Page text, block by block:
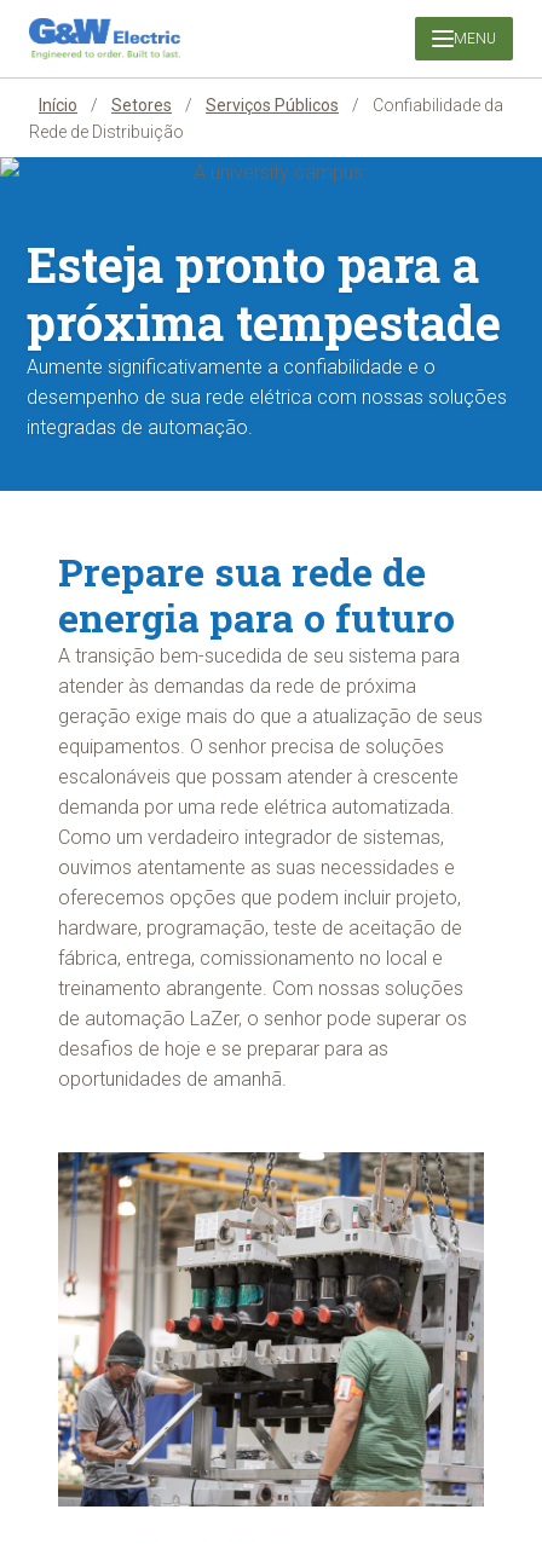
Pular
para
o
conteúdo
MENU
Início / Setores / Serviços Públicos /
Confiabilidade da
Rede de Distribuição
Esteja pronto para a
próxima tempestade
Aumente significativamente a confiabilidade e o
desempenho de sua rede elétrica com nossas soluções
integradas de automação.
Prepare sua rede de
energia para o futuro
A transição bem-sucedida de seu sistema para
atender às demandas da rede de próxima
geração exige mais do que a atualização de seus
equipamentos. O senhor precisa de soluções
escalonáveis que possam atender à crescente
demanda por uma rede elétrica automatizada.
Como um verdadeiro integrador de sistemas,
ouvimos atentamente as suas necessidades e
oferecemos opções que podem incluir projeto,
hardware, programação, teste de aceitação de
fábrica, entrega, comissionamento no local e
treinamento abrangente. Com nossas soluções
de automação LaZer, o senhor pode superar os
desafios de hoje e se preparar para as
oportunidades de amanhã.